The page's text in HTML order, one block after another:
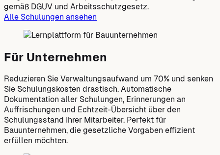
gemäß DGUV und Arbeitsschutzgesetz.
Alle Schulungen ansehen
Für Unternehmen
Reduzieren Sie Verwaltungsaufwand um 70% und senken
Sie Schulungskosten drastisch. Automatische
Dokumentation aller Schulungen, Erinnerungen an
Auffrischungen und Echtzeit-Übersicht über den
Schulungsstand Ihrer Mitarbeiter. Perfekt für
Bauunternehmen, die gesetzliche Vorgaben effizient
erfüllen möchten.